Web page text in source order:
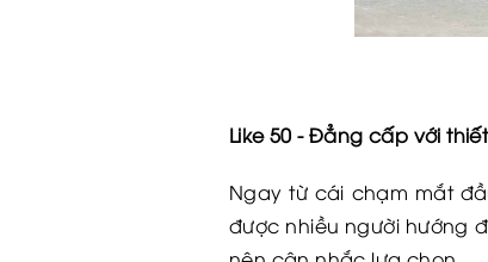
Like 50 - Đẳng cấp với
Ngay từ cái chạm mắt
được nhiều người hướng